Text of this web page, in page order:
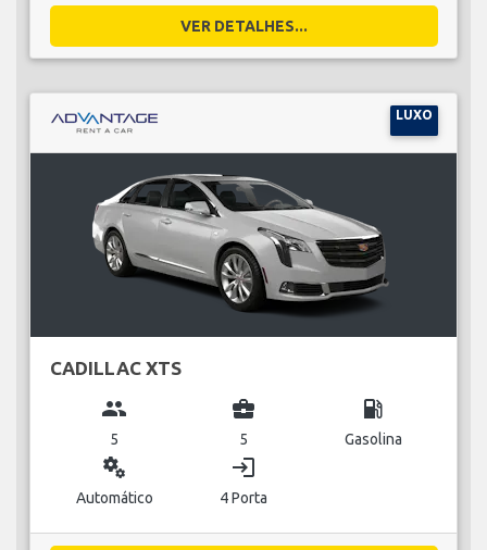
VER DETALHES...
LUXO
CADILLAC XTS
group
5
business_center
5
local_gas_station
Gasolina
miscellaneous_services
Automático
login
4 Porta